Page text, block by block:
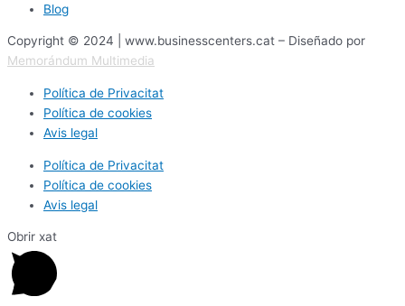
Blog
Copyright © 2024 | www.businesscenters.cat – Diseñado por
Memorándum Multimedia
Política de Privacitat
Política de cookies
Avis legal
Política de Privacitat
Política de cookies
Avis legal
Obrir xat